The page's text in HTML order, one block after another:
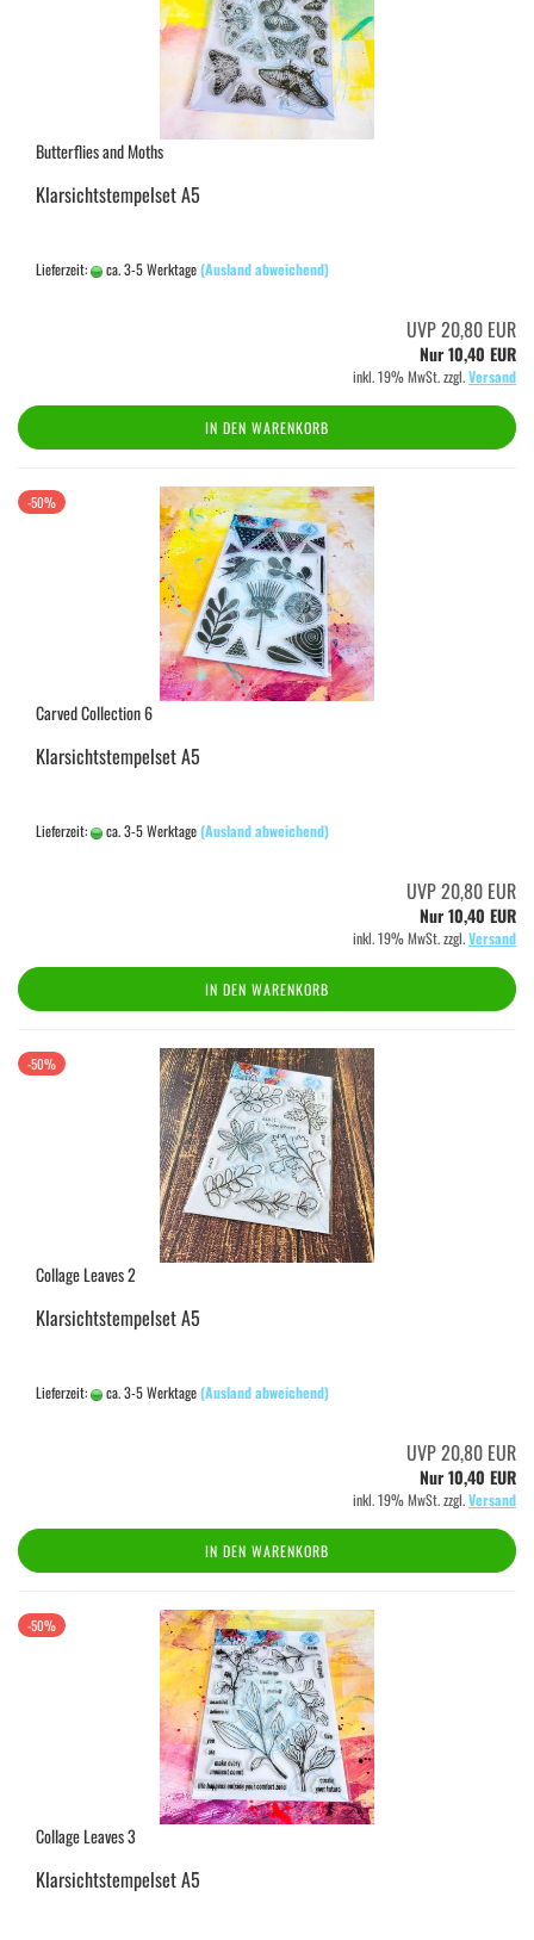
Butterflies and Moths
Klarsichtstempelset A5
Lieferzeit: ca. 3-5 Werktage(Ausland abweichend)
UVP 20,80 EUR
Nur 10,40 EUR
inkl. 19% MwSt. zzgl.Versand
IN DEN WARENKORB
-50%
Carved Collection 6
Klarsichtstempelset A5
Lieferzeit: ca. 3-5 Werktage(Ausland abweichend)
UVP 20,80 EUR
Nur 10,40 EUR
inkl. 19% MwSt. zzgl.Versand
IN DEN WARENKORB
-50%
Collage Leaves 2
Klarsichtstempelset A5
Lieferzeit: ca. 3-5 Werktage(Ausland abweichend)
UVP 20,80 EUR
Nur 10,40 EUR
inkl. 19% MwSt. zzgl.Versand
IN DEN WARENKORB
-50%
Collage Leaves 3
Klarsichtstempelset A5